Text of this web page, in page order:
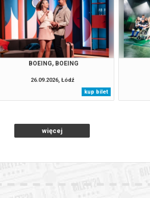
BOEING, BOEING
26.09.2026, Łódź
kup bilet
więcej